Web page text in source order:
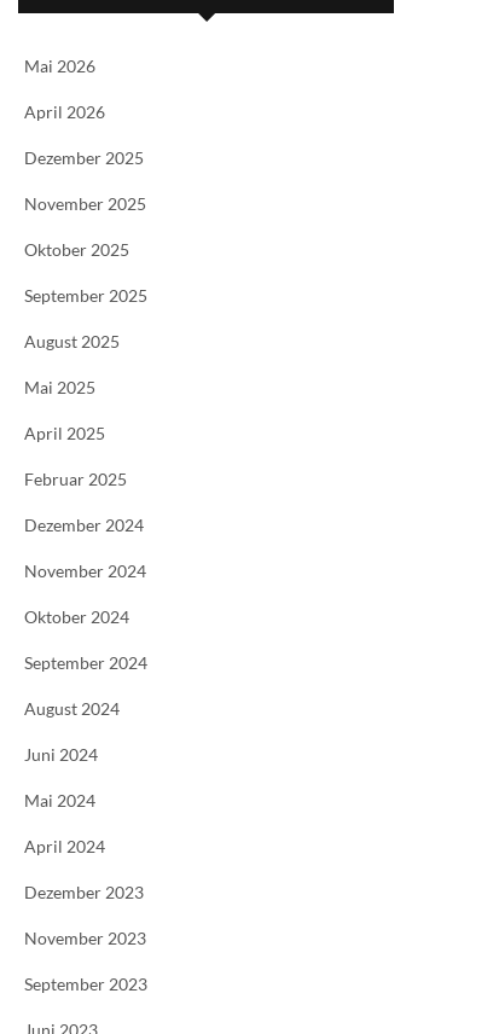
Mai 2026
April 2026
Dezember 2025
November 2025
Oktober 2025
September 2025
August 2025
Mai 2025
April 2025
Februar 2025
Dezember 2024
November 2024
Oktober 2024
September 2024
August 2024
Juni 2024
Mai 2024
April 2024
Dezember 2023
November 2023
September 2023